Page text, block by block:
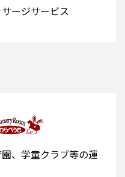
ージサービス
、学童クラブ等の運